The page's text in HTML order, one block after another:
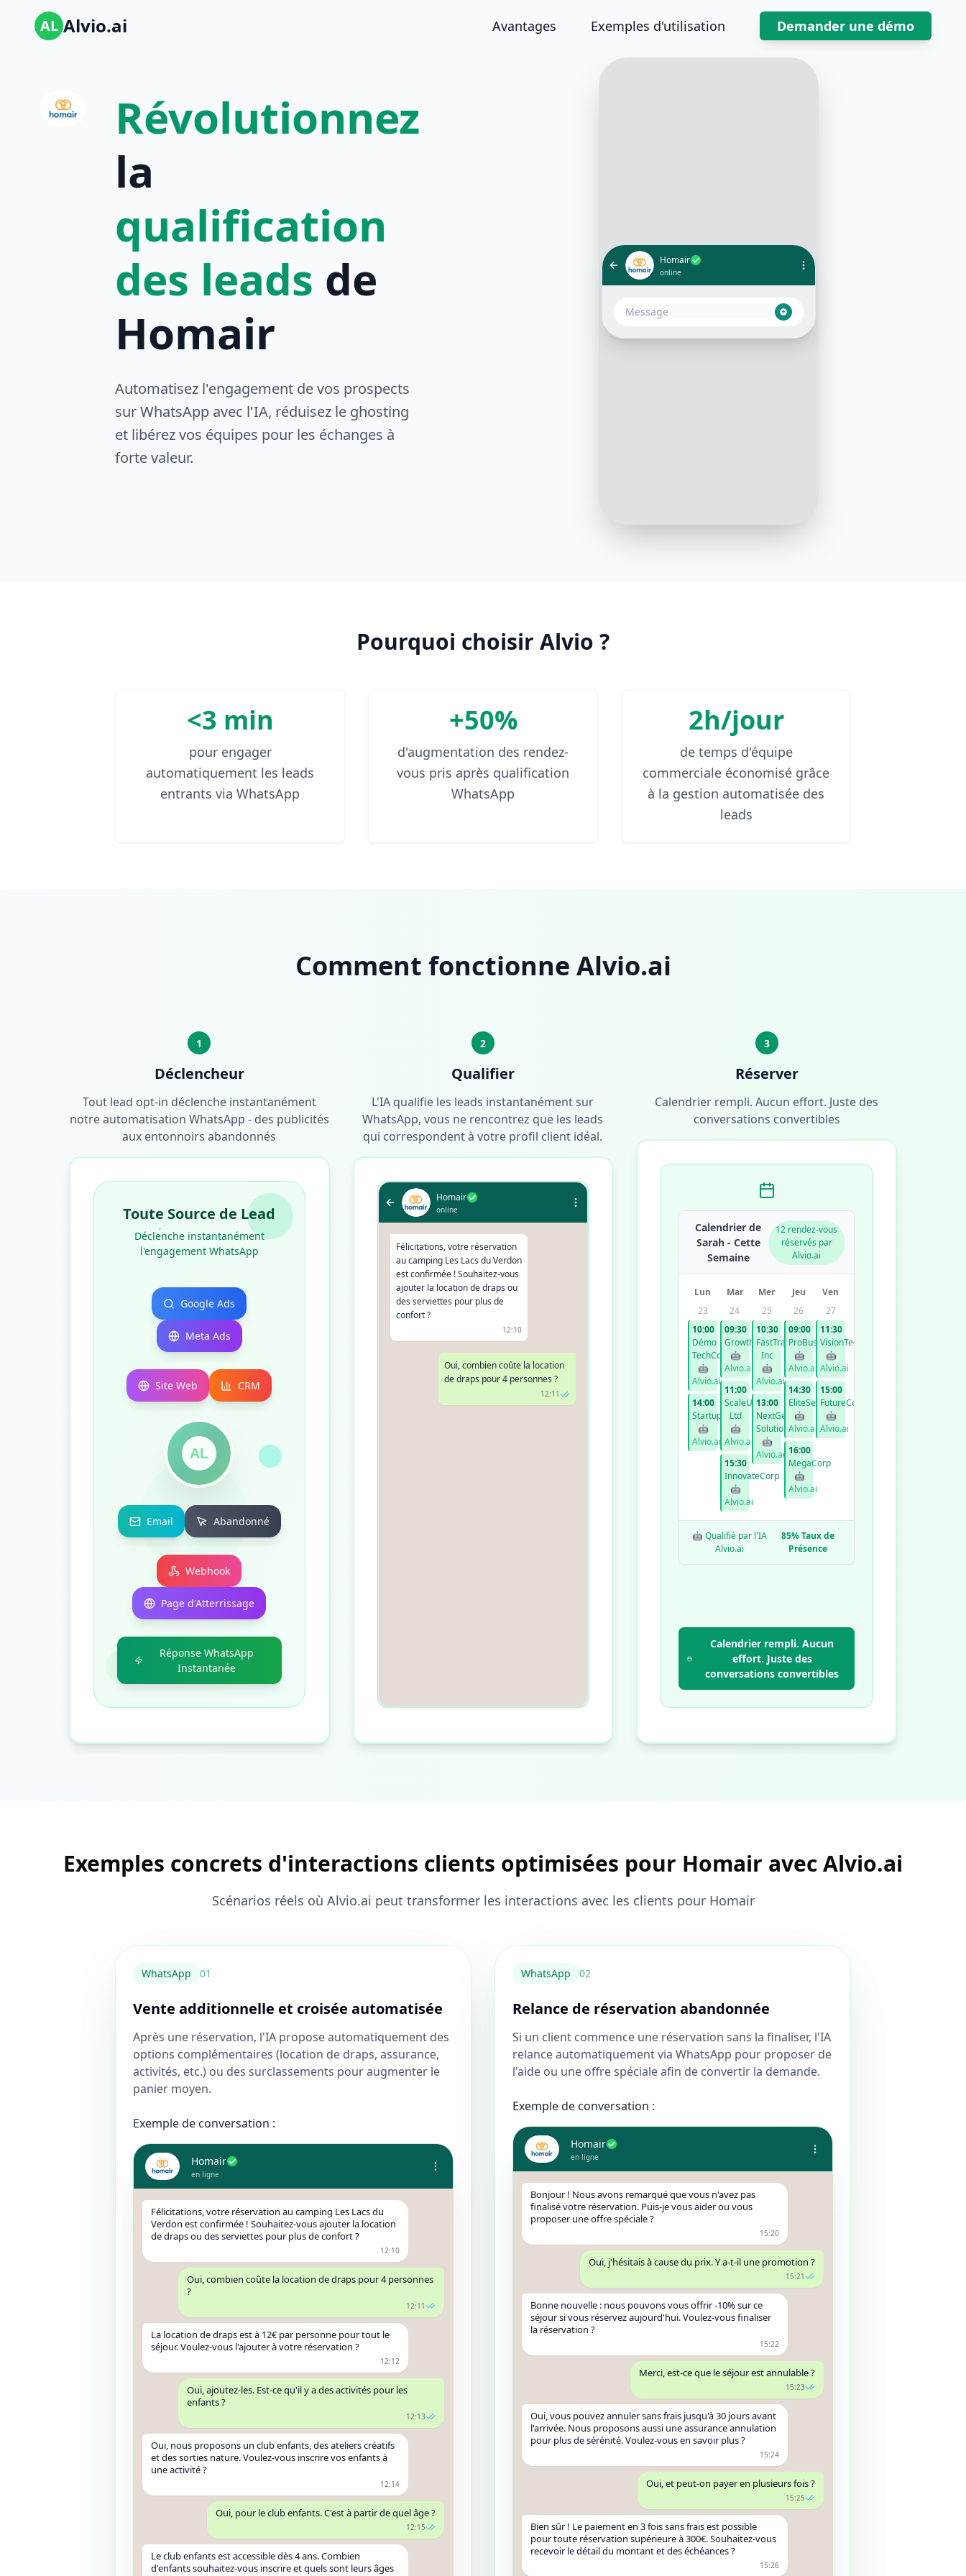
AL Alvio.ai Avantages Exemples d'utilisation Demander une démo
Révolutionnez
la
qualification
des leads de
Homair
Automatisez l'engagement de vos prospects
sur WhatsApp avec l'IA, réduisez le ghosting
et libérez vos équipes pour les échanges à
forte valeur.
Homair
online
Félicitations, votre réservation
est confirmée ! Souhaitez-vous
Pourquoi choisir Alvio ?
<3 min
pour engager
automatiquement les leads
entrants via WhatsApp
+50%
d'augmentation des rendez-
vous pris après qualification
WhatsApp
2h/jour
de temps d'équipe
commerciale économisé grâce
à la gestion automatisée des
leads
Comment fonctionne Alvio.ai
1
Déclencheur
Tout lead opt-in déclenche instantanément
notre automatisation WhatsApp - des publicités
aux entonnoirs abandonnés
Toute Source de Lead
Déclenche instantanément
l'engagement WhatsApp
Google Ads
Meta Ads
Site Web CRM
AL
Email Abandonné
Webhook
Page d'Atterrissage
Réponse WhatsApp
Instantanée
2
Qualifier
L'IA qualifie les leads instantanément sur
WhatsApp, vous ne rencontrez que les leads
qui correspondent à votre profil client idéal.
Homair
online
Félicitations, votre réservation
au camping Les Lacs du Verdon
est confirmée ! Souhaitez-vous
ajouter la location de draps ou
des serviettes pour plus de
confort ?
12:10
Oui, combien coûte la location
de draps pour 4 personnes ?
12:11
3
Réserver
Calendrier rempli. Aucun effort. Juste des
conversations convertibles
Calendrier de
Sarah - Cette
Semaine
12 rendez-vous
réservés par
Alvio.ai
Lun Mar Mer Jeu
Ven
23
10:00
Démo
TechCorp
🤖
Alvio.ai
14:00
StartupXYZ
🤖
Alvio.ai
24
09:30
GrowthCo
🤖
Alvio.ai
11:00
ScaleUp
Ltd
🤖
Alvio.ai
15:30
InnovateCorp
🤖
Alvio.ai
25
10:30
FastTrack
Inc
🤖
Alvio.ai
13:00
NextGen
Solutions
🤖
Alvio.ai
26
09:00
ProBusiness
🤖
Alvio.ai
14:30
EliteServices
🤖
Alvio.ai
16:00
MegaCorp
🤖
Alvio.ai
27
11:30
VisionTech
🤖
Alvio.ai
15:00
FutureCorp
🤖
Alvio.ai
🤖 Qualifié par l'IA
Alvio.ai
85% Taux de
Présence
Calendrier rempli. Aucun
effort. Juste des
conversations convertibles
Exemples concrets d'interactions clients optimisées pour Homair avec Alvio.ai
Scénarios réels où Alvio.ai peut transformer les interactions avec les clients pour Homair
WhatsApp 01
Vente additionnelle et croisée automatisée
Après une réservation, l'IA propose automatiquement des
options complémentaires (location de draps, assurance,
activités, etc.) ou des surclassements pour augmenter le
panier moyen.
Exemple de conversation :
Homair
en ligne
Félicitations, votre réservation au camping Les Lacs du
Verdon est confirmée ! Souhaitez-vous ajouter la location
de draps ou des serviettes pour plus de confort ?
12:10
Oui, combien coûte la location de draps pour 4 personnes
?
12:11
La location de draps est à 12€ par personne pour tout le
séjour. Voulez-vous l'ajouter à votre réservation ?
12:12
Oui, ajoutez-les. Est-ce qu'il y a des activités pour les
enfants ?
12:13
Oui, nous proposons un club enfants, des ateliers créatifs
et des sorties nature. Voulez-vous inscrire vos enfants à
une activité ?
12:14
Oui, pour le club enfants. C'est à partir de quel âge ?
12:15
Le club enfants est accessible dès 4 ans. Combien
d'enfants souhaitez-vous inscrire et quels sont leurs âges
WhatsApp 02
Relance de réservation abandonnée
Si un client commence une réservation sans la finaliser, l'IA
relance automatiquement via WhatsApp pour proposer de
l'aide ou une offre spéciale afin de convertir la demande.
Exemple de conversation :
Homair
en ligne
Bonjour ! Nous avons remarqué que vous n'avez pas
finalisé votre réservation. Puis-je vous aider ou vous
proposer une offre spéciale ?
15:20
Oui, j'hésitais à cause du prix. Y a-t-il une promotion ?
15:21
Bonne nouvelle : nous pouvons vous offrir -10% sur ce
séjour si vous réservez aujourd'hui. Voulez-vous finaliser
la réservation ?
15:22
Merci, est-ce que le séjour est annulable ?
15:23
Oui, vous pouvez annuler sans frais jusqu'à 30 jours avant
l'arrivée. Nous proposons aussi une assurance annulation
pour plus de sérénité. Voulez-vous en savoir plus ?
15:24
Oui, et peut-on payer en plusieurs fois ?
15:25
Bien sûr ! Le paiement en 3 fois sans frais est possible
pour toute réservation supérieure à 300€. Souhaitez-vous
recevoir le détail du montant et des échéances ?
15:26